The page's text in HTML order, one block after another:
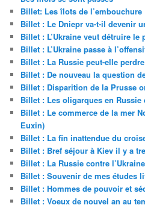
Billet: Les îlots de l’embouchure
Billet : Le Dniepr va-t-il devenir
Billet : L’Ukraine veut détruire le
Billet : L’Ukraine passe à
Billet : La Russie peut-elle
Billet : De nouveau la question
Billet : Disparition de la Prusse
Billet : Les oligarques en Russie
Billet : Le commerce de la mer
Euxin)
Billet : La fin inattendue du
Billet : Bref séjour à Kiev il y a
Billet : La Russie contre l’Ukraine
Billet : Souvenir de mes études
Billet : Hommes de pouvoir et
Billet : Voeux de nouvel an au